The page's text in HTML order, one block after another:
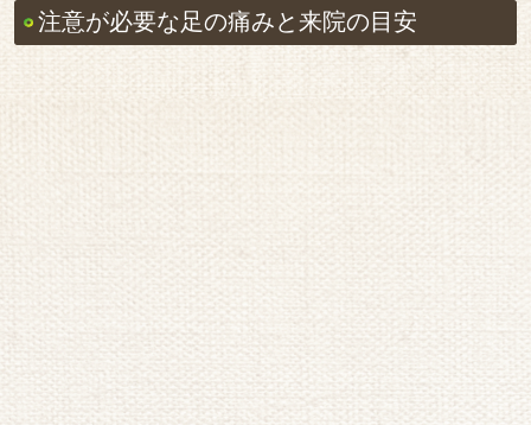
足の痛みは筋肉の疲労や姿勢の影響など、日常生活の中で
起こるケースが多いと言われています。ただし、まれに神
経や血管の状態が関係している場合もあるため、症状の現
れ方には注意が必要だと説明されています。
例えば突然強い痛みが現れたり、これまで経験したことの
ない痛みを感じたりする場合には体の状態を確認すること
が大切だと言われています。また、足の痛みと同時にしび
れや感覚の違和感が続く場合には、神経の通り道に影響が
出ている可能性も考えられるとされています。
さらに、足が腫れている、熱感がある、歩きづらいほどの
痛みが続くといった状態も注意が必要とされています。こ
うした症状がある場合には、無理をせず体の状態を確認す